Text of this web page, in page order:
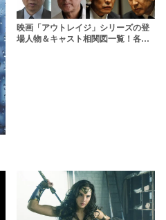
映画「アウトレイジ」シリーズの登
場人物＆キャスト相関図一覧！各組